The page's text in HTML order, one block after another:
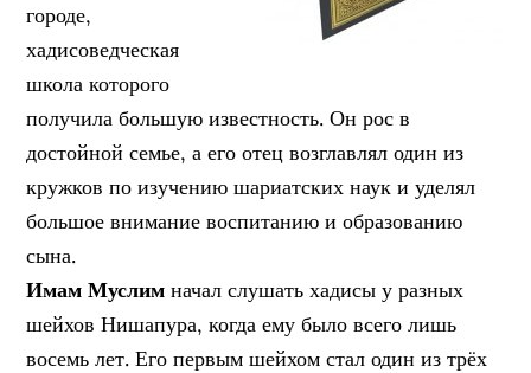
городе,
хадисоведческая
школа которого
получила большую известность. Он рос в
достойной семье, а его отец возглавлял один из
кружков по изучению шариатских наук и уделял
большое внимание воспитанию и образованию
сына.
Имам Муслим начал слушать хадисы у разных
шейхов Нишапура, когда ему было всего лишь
восемь лет. Его первым шейхом стал один из трёх